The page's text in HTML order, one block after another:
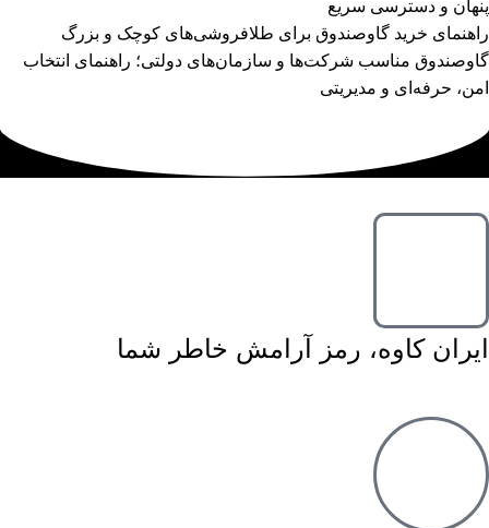
پنهان و دسترسی سریع
راهنمای خرید گاوصندوق برای طلافروشی‌های کوچک و بزرگ
گاوصندوق مناسب شرکت‌ها و سازمان‌های دولتی؛ راهنمای انتخاب
امن، حرفه‌ای و مدیریتی
ایران کاوه، رمز آرامش خاطر شما